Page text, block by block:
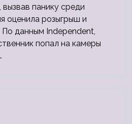
панику среди
оценила розыгрыш и
данным Independent,
попал на камеры